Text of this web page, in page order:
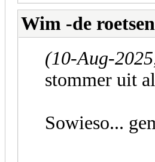
Wim -de
(10-Aug-
stommer uit
Sowieso...